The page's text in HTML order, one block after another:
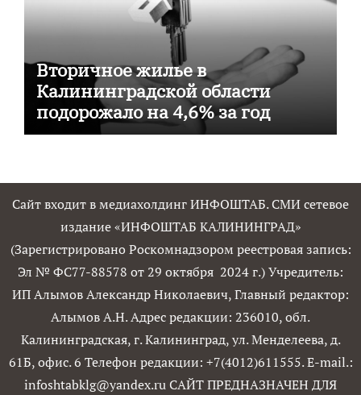
Вторичное жилье в
Калининградской области
подорожало на 4,6% за год
Сайт входит в медиахолдинг ИНФОШТАБ. СМИ сетевое
издание «ИНФОШТАБ КАЛИНИНГРАД»
(Зарегистрировано Роскомнадзором реестровая запись:
Эл № ФС77-88578 от 29 октября 2024 г.) Учредитель:
ИП Алымов Александр Николаевич, Главный редактор:
Алымов А.Н. Адрес редакции: 236010, обл.
Калининградская, г. Калининград, ул. Менделеева, д.
61Б, офис. 6 Телефон редакции: +7(4012)611555. E-mail.:
infoshtabklg@yandex.ru САЙТ ПРЕДНАЗНАЧЕН ДЛЯ